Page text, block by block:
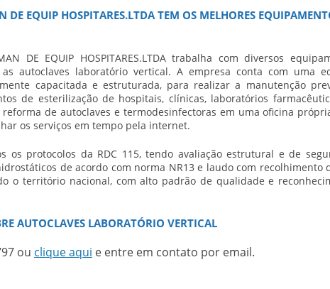
DE EQUIP HOSPITARES.LTDA TEM OS MELHORES
DE EQUIP HOSPITARES.LTDA trabalha com diversos
autoclaves laboratório vertical. A empresa conta com uma
capacitada e estruturada, para realizar a manutenção
de esterilização de hospitais, clínicas, laboratórios
de autoclaves e termodesinfectoras em uma oficina
os serviços em tempo pela internet.
os protocolos da RDC 115, tendo avaliação estrutural e de
de acordo com norma NR13 e laudo com recolhimento
o território nacional, com alto padrão de qualidade e
AUTOCLAVES LABORATÓRIO VERTICAL
ou clique aqui e entre em contato por email.